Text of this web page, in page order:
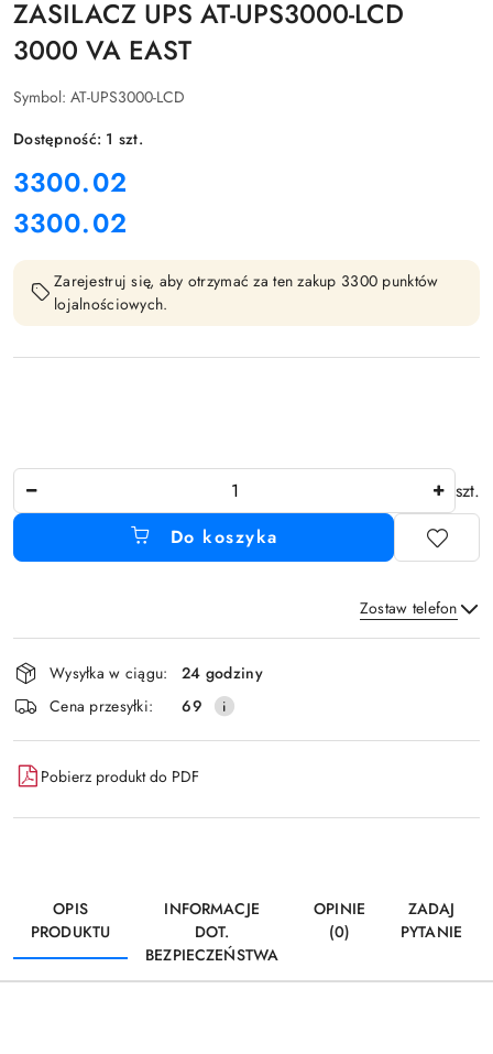
ZASILACZ UPS AT-UPS3000-LCD
3000 VA EAST
Symbol: AT-UPS3000-LCD
Dostępność: 1 szt.
cena:
3300.02
Cena:
3300.02
Zarejestruj się, aby otrzymać za ten zakup 3300 punktów
lojalnościowych.
szt.
Do koszyka
Zostaw telefon
Wyślij
Dostępność
i
dostawa
Wysyłka w ciągu:
24 godziny
Cena przesyłki:
69
Pobierz produkt do PDF
OPIS
PRODUKTU
INFORMACJE
DOT.
BEZPIECZEŃSTWA
OPINIE
(0)
ZADAJ
PYTANIE